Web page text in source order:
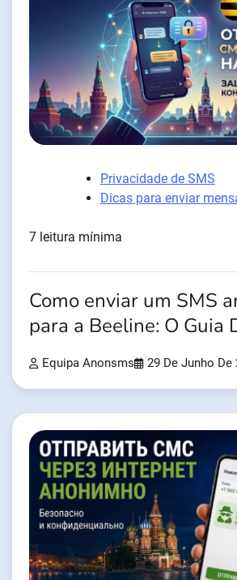
Privacidade de SMS
Dicas para enviar
7 leitura mínima
Como enviar um SMS
para a Beeline: O Guia
Equipa Anonsms 29 De Junho De